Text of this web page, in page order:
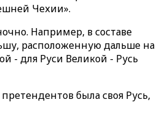
Чехии».
Например, в составе
расположенную дальше на
- для Руси Великой - Русь
была своя Русь,